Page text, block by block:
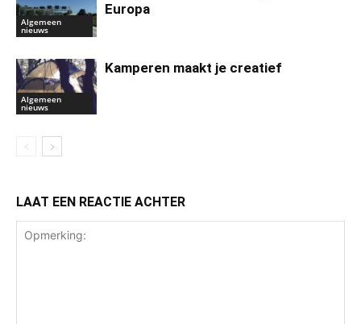
Algemeen
nieuws
Europa
Algemeen
nieuws
Kamperen maakt je creatief
LAAT EEN REACTIE ACHTER